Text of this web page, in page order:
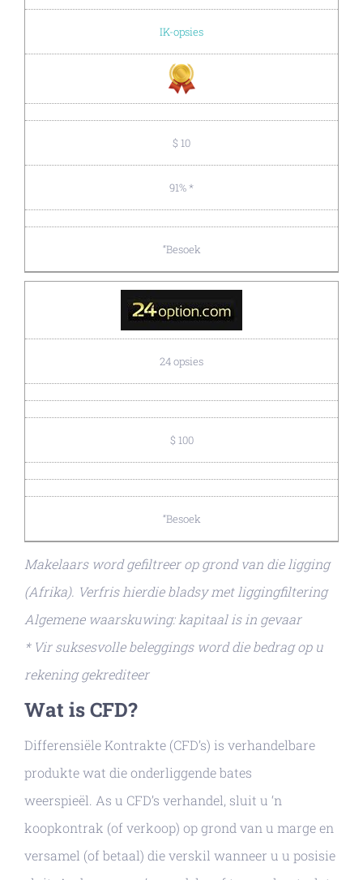
IK-opsies
$ 10
91% *
“Besoek
24 opsies
$ 100
“Besoek
Makelaars word gefiltreer op grond van die ligging
(Afrika). Verfris hierdie bladsy met liggingfiltering
Algemene waarskuwing: kapitaal is in gevaar
* Vir suksesvolle beleggings word die bedrag op u
rekening gekrediteer
Wat is CFD?
Differensiële Kontrakte (CFD’s) is verhandelbare
produkte wat die onderliggende bates
weerspieël. As u CFD’s verhandel, sluit u ‘n
koopkontrak (of verkoop) op grond van u marge en
versamel (of betaal) die verskil wanneer u u posisie